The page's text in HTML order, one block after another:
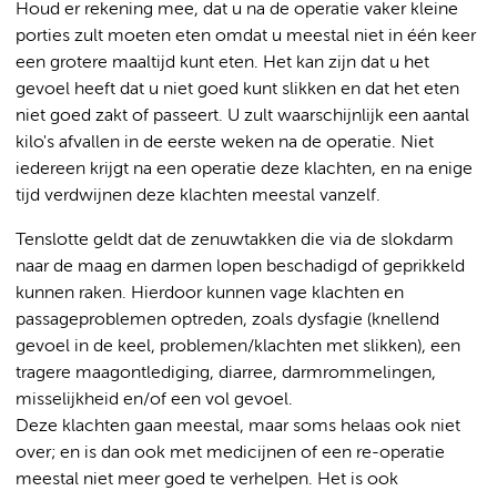
Houd er rekening mee, dat u na de operatie vaker kleine
porties zult moeten eten omdat u meestal niet in één keer
een grotere maaltijd kunt eten. Het kan zijn dat u het
gevoel heeft dat u niet goed kunt slikken en dat het eten
niet goed zakt of passeert. U zult waarschijnlijk een aantal
kilo's afvallen in de eerste weken na de operatie. Niet
iedereen krijgt na een operatie deze klachten, en na enige
tijd verdwijnen deze klachten meestal vanzelf.
Tenslotte geldt dat de zenuwtakken die via de slokdarm
naar de maag en darmen lopen beschadigd of geprikkeld
kunnen raken. Hierdoor kunnen vage klachten en
passageproblemen optreden, zoals dysfagie (knellend
gevoel in de keel, problemen/klachten met slikken), een
tragere maagontlediging, diarree, darmrommelingen,
misselijkheid en/of een vol gevoel.
Deze klachten gaan meestal, maar soms helaas ook niet
over; en is dan ook met medicijnen of een re-operatie
meestal niet meer goed te verhelpen. Het is ook